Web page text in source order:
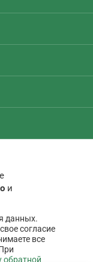
и
данных.
согласие
все
обратной